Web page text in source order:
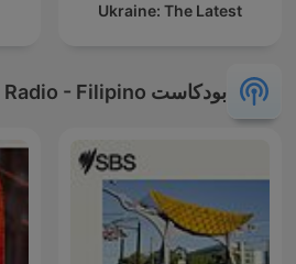
Ukraine: The Latest
بودكاست SBS Radio - Filipino